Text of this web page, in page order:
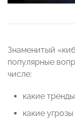
Знаменитый
популярные
числе:
какие
какие